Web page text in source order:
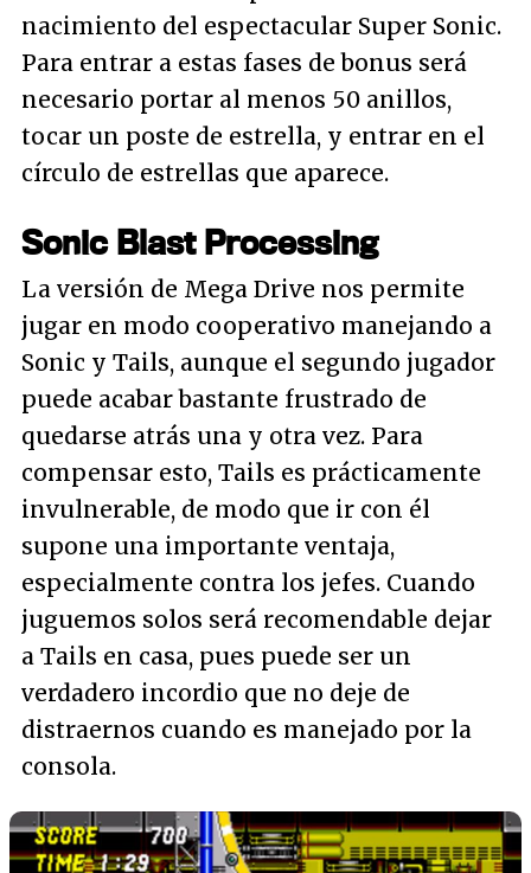
nacimiento del espectacular Super Sonic.
Para entrar a estas fases de bonus será
necesario portar al menos 50 anillos,
tocar un poste de estrella, y entrar en el
círculo de estrellas que aparece.
Sonic Blast Processing
La versión de Mega Drive nos permite
jugar en modo cooperativo manejando a
Sonic y Tails, aunque el segundo jugador
puede acabar bastante frustrado de
quedarse atrás una y otra vez. Para
compensar esto, Tails es prácticamente
invulnerable, de modo que ir con él
supone una importante ventaja,
especialmente contra los jefes. Cuando
juguemos solos será recomendable dejar
a Tails en casa, pues puede ser un
verdadero incordio que no deje de
distraernos cuando es manejado por la
consola.